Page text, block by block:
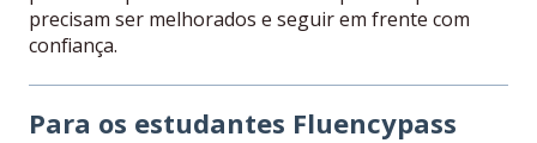
precisam ser melhorados e seguir em frente com
confiança.
Para os estudantes Fluencypass